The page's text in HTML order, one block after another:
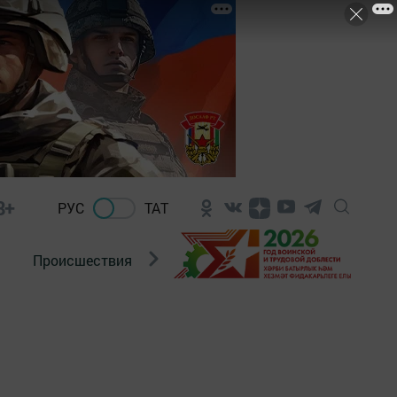
РУС ТАТ
Происшествия Новости Госавтоинспекции